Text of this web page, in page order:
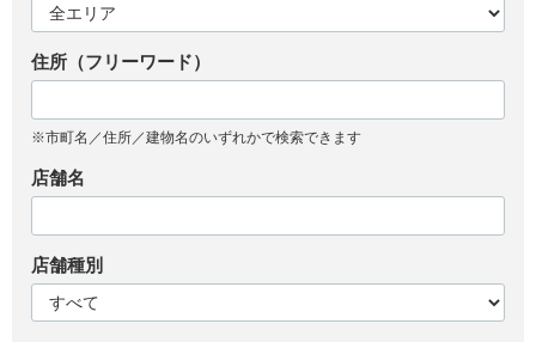
住所（フリーワード）
※市町名／住所／建物名のいずれかで検索できます
店舗名
店舗種別